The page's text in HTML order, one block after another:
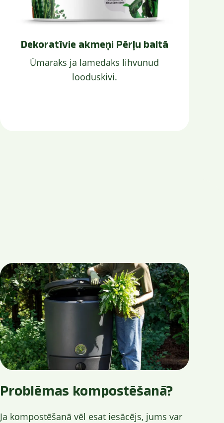
Dekoratīvie akmeņi Pērļu baltā
Ümaraks ja lamedaks lihvunud
looduskivi.
Problēmas kompostēšanā?
Ja kompostēšanā vēl esat iesācējs, jums var